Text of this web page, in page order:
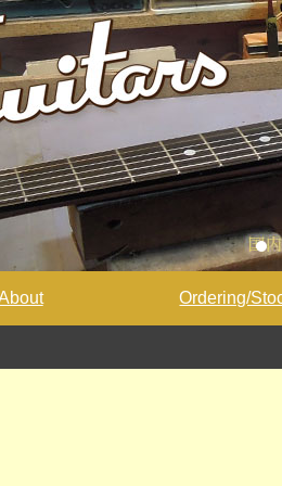
Ordering/